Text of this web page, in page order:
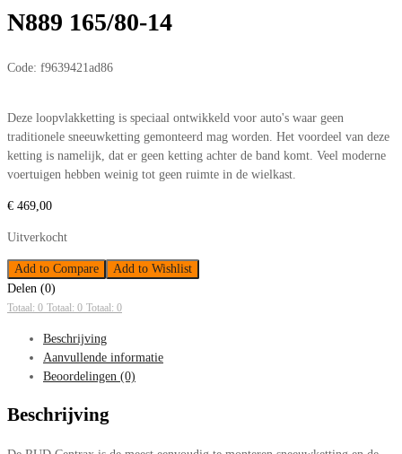
N889 165/80-14
Code: f9639421ad86
Deze loopvlakketting is speciaal ontwikkeld voor auto's waar geen
traditionele sneeuwketting gemonteerd mag worden. Het voordeel van deze
ketting is namelijk, dat er geen ketting achter de band komt. Veel moderne
voertuigen hebben weinig tot geen ruimte in de wielkast.
€ 469,00
Uitverkocht
Add to Compare
Add to Wishlist
Delen (0)
Totaal: 0 Totaal: 0 Totaal: 0
Beschrijving
Aanvullende informatie
Beoordelingen (0)
Beschrijving